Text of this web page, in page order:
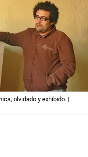
olvidado y exhibido. |